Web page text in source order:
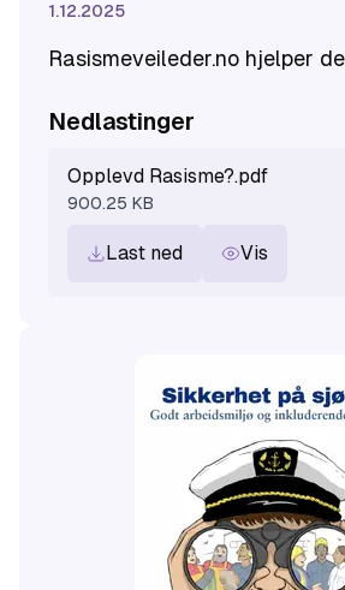
1.12.2025
Rasismeveileder.no hjelper
Nedlastinger
Opplevd Rasisme?.pdf
900.25 KB
Last ned Vis